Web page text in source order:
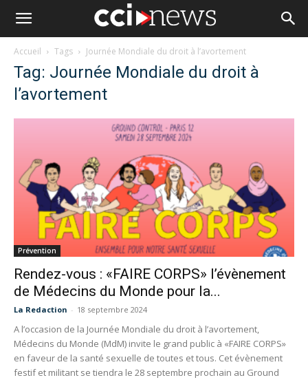
Accueil Tags Journée Mondiale du droit à l’avortement
Tag: Journée Mondiale du droit à
l’avortement
Prévention
Rendez-vous : «FAIRE CORPS» l’évènement
de Médecins du Monde pour la...
La Redaction - 18 septembre 2024
A l’occasion de la Journée Mondiale du droit à l’avortement,
Médecins du Monde (MdM) invite le grand public à «FAIRE CORPS»
en faveur de la santé sexuelle de toutes et tous. Cet évènement
festif et militant se tiendra le 28 septembre prochain au Ground